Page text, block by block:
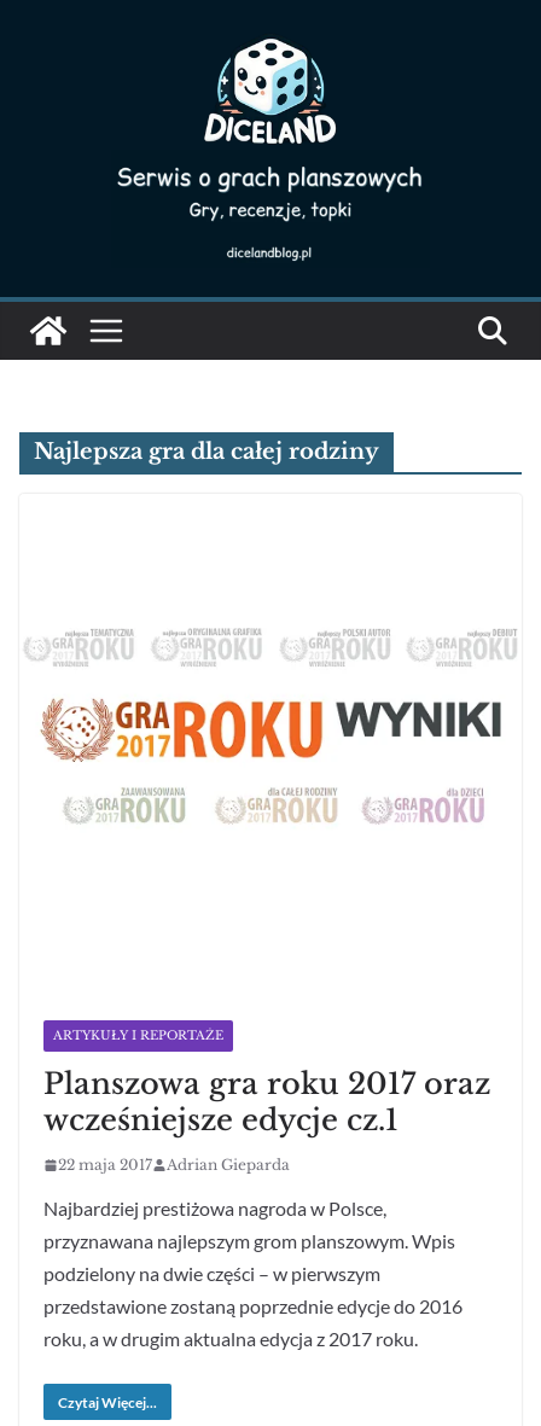
Najlepsza gra dla całej rodziny
ARTYKUŁY I REPORTAŻE
Planszowa gra roku 2017 oraz
wcześniejsze edycje cz.1
22 maja 2017 Adrian Gieparda
Najbardziej prestiżowa nagroda w Polsce,
przyznawana najlepszym grom planszowym. Wpis
podzielony na dwie części – w pierwszym
przedstawione zostaną poprzednie edycje do 2016
roku, a w drugim aktualna edycja z 2017 roku.
Czytaj Więcej...